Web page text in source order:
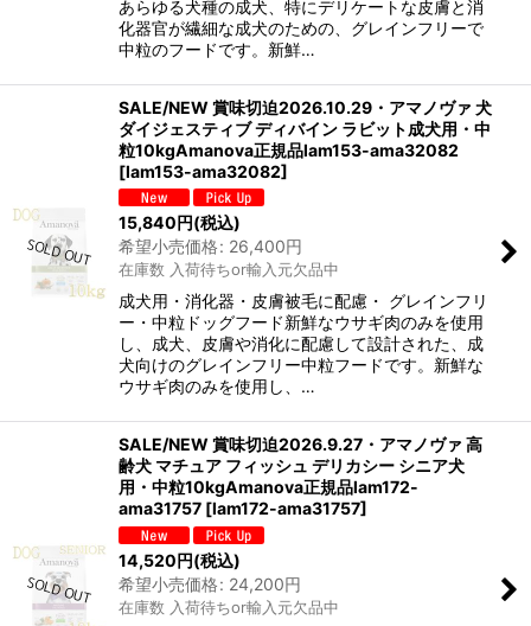
あらゆる犬種の成犬、特にデリケートな皮膚と消
化器官が繊細な成犬のための、グレインフリーで
中粒のフードです。新鮮…
SALE/NEW 賞味切迫2026.10.29・アマノヴァ 犬
ダイジェスティブ ディバイン ラビット成犬用・中
粒10kgAmanova正規品lam153-ama32082
[lam153-ama32082]
15,840円(税込)
希望小売価格: 26,400円
在庫数 入荷待ちor輸入元欠品中
成犬用・消化器・皮膚被毛に配慮・ グレインフリ
ー・中粒ドッグフード新鮮なウサギ肉のみを使用
し、成犬、皮膚や消化に配慮して設計された、成
犬向けのグレインフリー中粒フードです。新鮮な
ウサギ肉のみを使用し、…
SALE/NEW 賞味切迫2026.9.27・アマノヴァ 高
齢犬 マチュア フィッシュ デリカシー シニア犬
用・中粒10kgAmanova正規品lam172-
ama31757 [lam172-ama31757]
14,520円(税込)
希望小売価格: 24,200円
在庫数 入荷待ちor輸入元欠品中